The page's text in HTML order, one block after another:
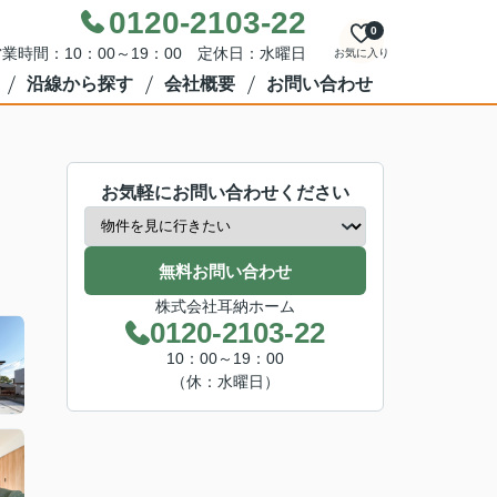
0120-2103-22
時間：10：00～19：00 定休日：水曜日 お気に入り
0
沿線から探す 会社概要 お問い合わせ
お気軽にお問い合わせください
無料お問い合わせ
株式会社耳納ホーム
0120-2103-22
10：00～19：00
（休：水曜日）